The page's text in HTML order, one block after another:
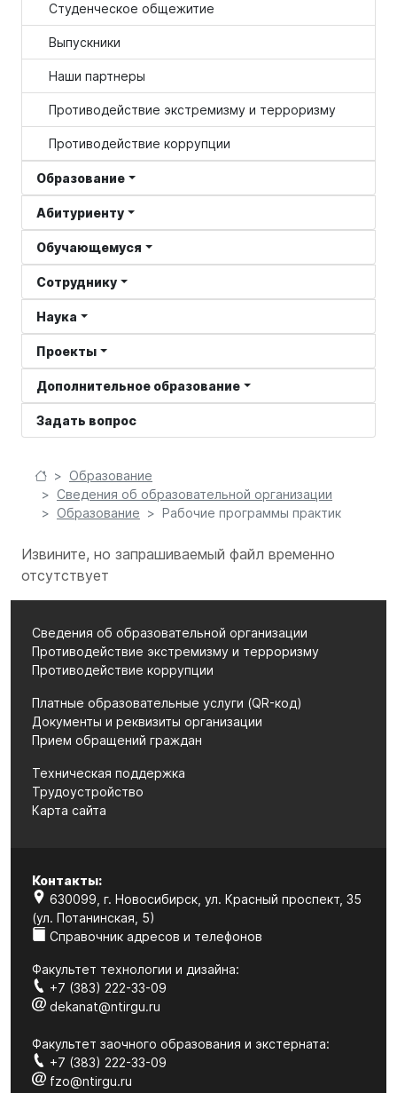
Студенческое общежитие
Выпускники
Наши партнеры
Противодействие экстремизму и терроризму
Противодействие коррупции
Образование
Абитуриенту
Обучающемуся
Сотруднику
Наука
Проекты
Дополнительное образование
Задать вопрос
Образование
Сведения об образовательной организации
Образование
Рабочие программы практик
Извините, но запрашиваемый файл временно
отсутствует
Сведения об образовательной организации
Противодействие экстремизму и терроризму
Противодействие коррупции
Платные образовательные услуги (QR-код)
Документы и реквизиты организации
Прием обращений граждан
Техническая поддержка
Трудоустройство
Карта сайта
Контакты:
630099, г. Новосибирск, ул. Красный проспект, 35
(ул. Потанинская, 5)
Справочник адресов и телефонов
Факультет технологии и дизайна:
+7 (383) 222-33-09
dekanat@ntirgu.ru
Факультет заочного образования и экстерната:
+7 (383) 222-33-09
fzo@ntirgu.ru